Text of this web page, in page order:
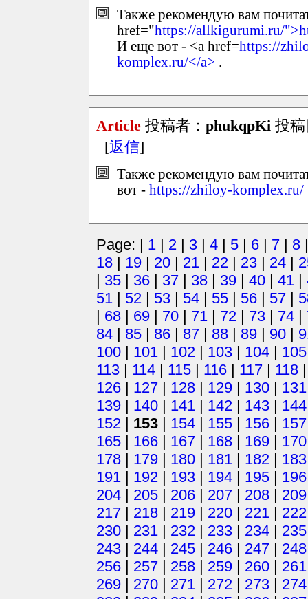
Также рекомендую вам
href="https://allkigurumi.ru/
И еще вот - <a href=https://
komplex.ru/</a> .
Article 投稿者： phukqpKi 投稿
[返信]
Также рекомендую вам
вот - https://zhiloy-komplex.ru/
Page: | 1 | 2 | 3 | 4 | 5 | 6 | 7 | 8
18 | 19 | 20 | 21 | 22 | 23 | 24 |
| 35 | 36 | 37 | 38 | 39 | 40 | 41 |
51 | 52 | 53 | 54 | 55 | 56 | 57 |
| 68 | 69 | 70 | 71 | 72 | 73 | 74 |
84 | 85 | 86 | 87 | 88 | 89 | 90 |
100 | 101 | 102 | 103 | 104 | 105
113 | 114 | 115 | 116 | 117 | 118
126 | 127 | 128 | 129 | 130 | 131
139 | 140 | 141 | 142 | 143 | 144
152 | 153 | 154 | 155 | 156 | 157
165 | 166 | 167 | 168 | 169 | 170
178 | 179 | 180 | 181 | 182 | 183
191 | 192 | 193 | 194 | 195 | 196
204 | 205 | 206 | 207 | 208 | 209
217 | 218 | 219 | 220 | 221 | 222
230 | 231 | 232 | 233 | 234 | 235
243 | 244 | 245 | 246 | 247 | 248
256 | 257 | 258 | 259 | 260 | 261
269 | 270 | 271 | 272 | 273 | 274